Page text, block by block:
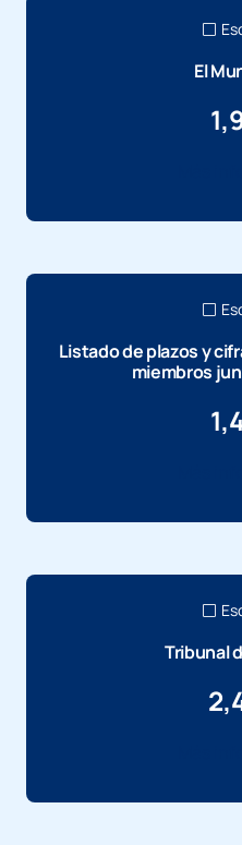
El
Listado de plazos y
miembros
Tribunal